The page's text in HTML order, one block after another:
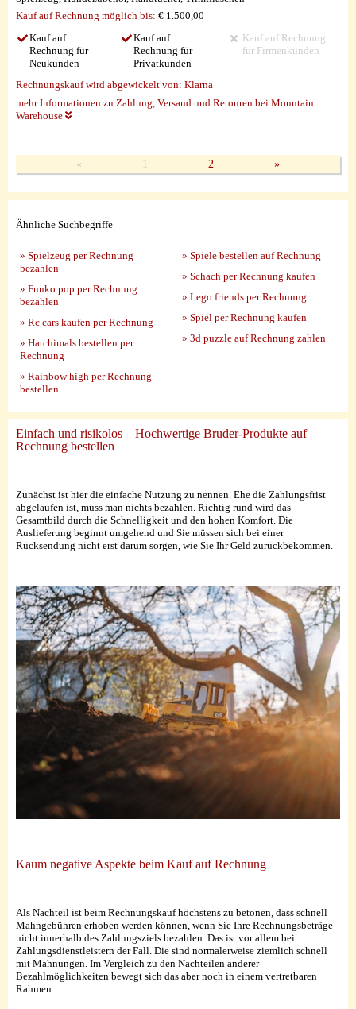
Kauf auf Rechnung möglich bis: € 1.500,00
Kauf auf
Rechnung für
Neukunden
Kauf auf
Rechnung für
Privatkunden
Kauf auf Rechnung
für Firmenkunden
Rechnungskauf wird abgewickelt von: Klarna
mehr Informationen zu Zahlung, Versand und Retouren bei Mountain
Warehouse
« 1 2 »
Ähnliche Suchbegriffe
» Spielzeug per Rechnung
bezahlen
» Funko pop per Rechnung
bezahlen
» Rc cars kaufen per Rechnung
» Hatchimals bestellen per
Rechnung
» Rainbow high per Rechnung
bestellen
» Spiele bestellen auf Rechnung
» Schach per Rechnung kaufen
» Lego friends per Rechnung
» Spiel per Rechnung kaufen
» 3d puzzle auf Rechnung zahlen
Einfach und risikolos – Hochwertige Bruder-Produkte auf
Rechnung bestellen
Zunächst ist hier die einfache Nutzung zu nennen. Ehe die Zahlungsfrist
abgelaufen ist, muss man nichts bezahlen. Richtig rund wird das
Gesamtbild durch die Schnelligkeit und den hohen Komfort. Die
Auslieferung beginnt umgehend und Sie müssen sich bei einer
Rücksendung nicht erst darum sorgen, wie Sie Ihr Geld zurückbekommen.
Kaum negative Aspekte beim Kauf auf Rechnung
Als Nachteil ist beim Rechnungskauf höchstens zu betonen, dass schnell
Mahngebühren erhoben werden können, wenn Sie Ihre Rechnungsbeträge
nicht innerhalb des Zahlungsziels bezahlen. Das ist vor allem bei
Zahlungsdienstleistern der Fall. Die sind normalerweise ziemlich schnell
mit Mahnungen. Im Vergleich zu den Nachteilen anderer
Bezahlmöglichkeiten bewegt sich das aber noch in einem vertretbaren
Rahmen.